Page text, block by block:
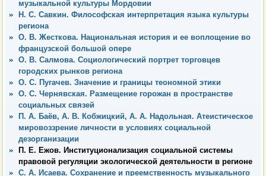
музыкальной культуры Мордовии
Н. С. Савкин. Философская интерпретация языка культуры
региона
О. В. Жесткова. Национальная история и ее воплощение во
французской большой опере
О. В. Салмова. Социологический портрет торговцев
городских рынков региона
О. С. Пугачев. Значение и границы теономной этики
О. С. Чернявская. Размещение горожан в пространстве
социальных связей
П. А. Баёв, А. В. Кобжицкий, А. А. Надольная. Атеистическое
мировоззрение личности в условиях социальной
дезорганизации
П. Е. Ежов. Институционализация социальной системы
правовой регуляции экологической деятельности в регионе
С. А. Исаева. Сохранение и преемственность музыкального